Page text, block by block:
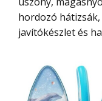
hordozó
javítókészlet és